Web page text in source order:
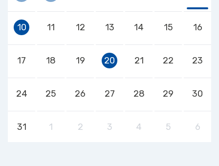
10 11 12 13 14 15 16
17 18 19 20 21 22 23
24 25 26 27 28 29 30
31 1 2 3 4 5 6